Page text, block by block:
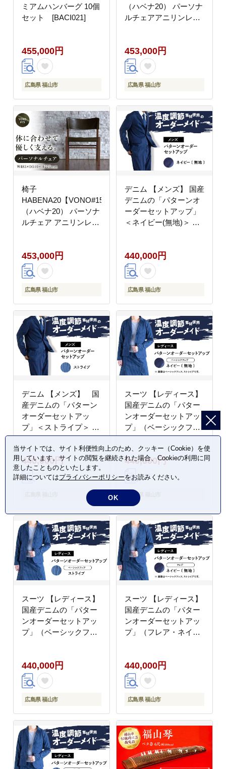
ミアムハンバーグ 10個
セット [BACI021]
455,000円
広島県 福山市
（ハベナ20） パーソナ
ルチェアアニリンレザ
おすすめ 広島県福山市/
株式会社心石工芸
[BABV003]
453,000円
広島県 福山市
椅子
HABENA20【VONO#15】
（ハベナ20） パーソナ
ルチェア アニリンレザ
おすすめ 広島県福山市/
株式会社心石工芸
[BABV004]
453,000円
広島県 福山市
デニム 【メンズ】 国産
デニムの「パターンオ
ーダーセットアップ」
＜ネイビー(無地)＞ フ
ニム生地 広島県福山市
/ 山陽染工株式会社
[BADS026]
440,000円
広島県 福山市
デニム 【メンズ】 国
産デニムの「パターン
オーダーセットアッ
プ」＜ストライプ＞ フ
ァッション ストライプ
セットアップ ギフト デ
ニム生地 広島県福山市
/ 山陽染工株式会社
[BADS027]
440,000円
スーツ 【レディース】
国産デニムの「パター
ンオーダーセットアッ
プ」（ベーシックフレ
ア・ネイビー/無地） ス
ーツ ファッション セッ
トアップ デニム ジャケ
山市 / 山陽染工株式会
社 [BADS029]
440,000円
広島県 福山市
スーツ 【レディース】
国産デニムの「パター
ンオーダーセットアッ
プ」（ベーシックフレ
アップ デニム ジャケッ
ト スカート 広島県福山
市 / 山陽染工株式会社
[BADS030]
440,000円
広島県 福山市
スーツ 【レディース】
国産デニムの「パター
ンオーダーセットアッ
プ」（フレア・ネイビ
デニム ジャケット スカ
ート 広島県福山市 / 山
陽染工株式会社
[BADS031]
440,000円
広島県 福山市
当サイトでは、サイト利便性向上のため、クッキー（Cookie）を使
用しています。サイトの閲覧を継続された場合、Cookieの利用に同
意したことものといたします。
詳細についてはプライバシーポリシーをお読みください。
OK